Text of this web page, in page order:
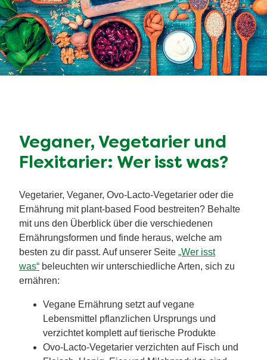
Veganer, Vegetarier und
Flexitarier: Wer isst was?
Vegetarier, Veganer, Ovo-Lacto-Vegetarier oder die
Ernährung mit plant-based Food bestreiten? Behalte
mit uns den Überblick über die verschiedenen
Ernährungsformen und finde heraus, welche am
besten zu dir passt. Auf unserer Seite „Wer isst
was“ beleuchten wir unterschiedliche Arten, sich zu
ernähren:
Vegane Ernährung setzt auf vegane
Lebensmittel pflanzlichen Ursprungs und
verzichtet komplett auf tierische Produkte
Ovo-Lacto-Vegetarier verzichten auf Fisch und